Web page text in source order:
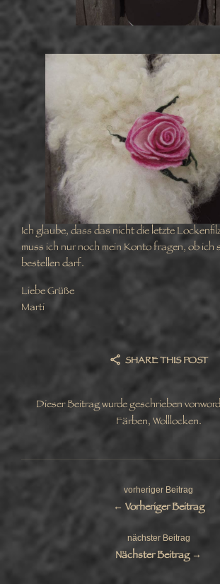
Ich glaube, dass das nicht die letzte
muss ich nur noch mein Konto fragen, ob ich
bestellen darf.
Liebe Grüße
Marti
SHARE THIS POST
Dieser Beitrag wurde geschrieben von
Färben,Wolllocken.
vorheriger Beitrag
← Vorheriger Beitrag
nächster Beitrag
Nächster Beitrag →